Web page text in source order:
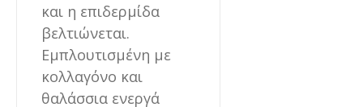
και η επιδερμίδα
βελτιώνεται.
Εμπλουτισμένη με
κολλαγόνο και
θαλάσσια ενεργά